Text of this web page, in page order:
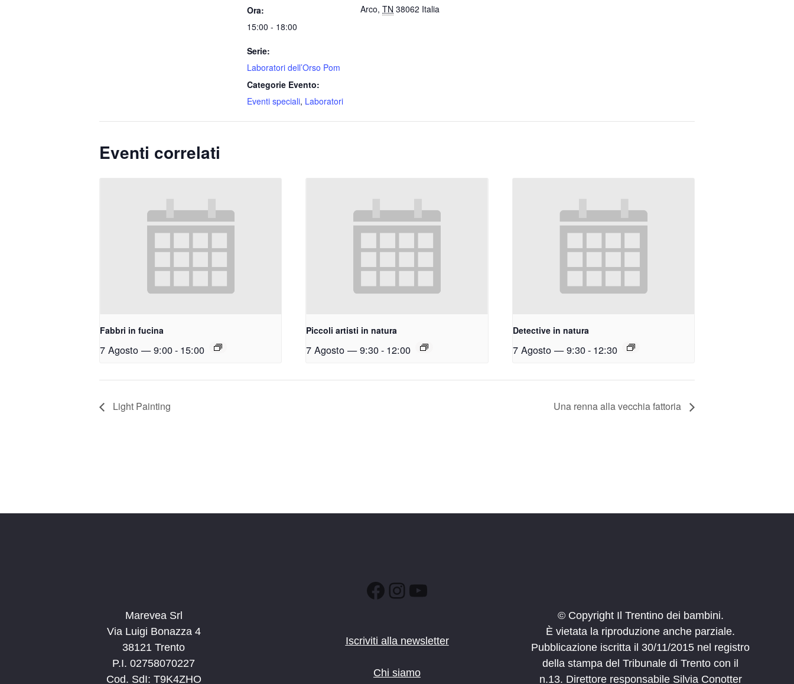
Ora:
15:00 - 18:00
Serie:
Laboratori dell’Orso Pom
Categorie Evento:
Eventi speciali, Laboratori
Arco, TN 38062 Italia
Eventi correlati
Fabbri in fucina
7 Agosto — 9:00- 15:00
Piccoli artisti in natura
7 Agosto — 9:30- 12:00
Detective in natura
7 Agosto — 9:30- 12:30
Light Painting Una renna alla vecchia fattoria
Marevea Srl
Via Luigi Bonazza 4
38121 Trento
P.I. 02758070227
Cod. SdI: T9K4ZHO
Facebook
Instagram
YouTube
Iscriviti alla newsletter
Chi siamo
© Copyright Il Trentino dei bambini.
È vietata la riproduzione anche parziale.
Pubblicazione iscritta il 30/11/2015 nel registro
della stampa del Tribunale di Trento con il
n.13. Direttore responsabile Silvia Conotter